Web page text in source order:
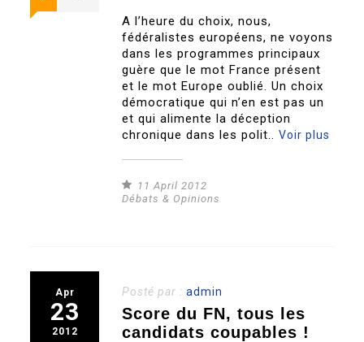
A l’heure du choix, nous,
fédéralistes européens, ne voyons
dans les programmes principaux
guère que le mot France présent
et le mot Europe oublié. Un choix
démocratique qui n’en est pas un
et qui alimente la déception
chronique dans les polit..Voir plus
11 April 2012
Débats & Opinions
Apr
23
2012
Posté par :admin
Score du FN, tous les
candidats coupables !